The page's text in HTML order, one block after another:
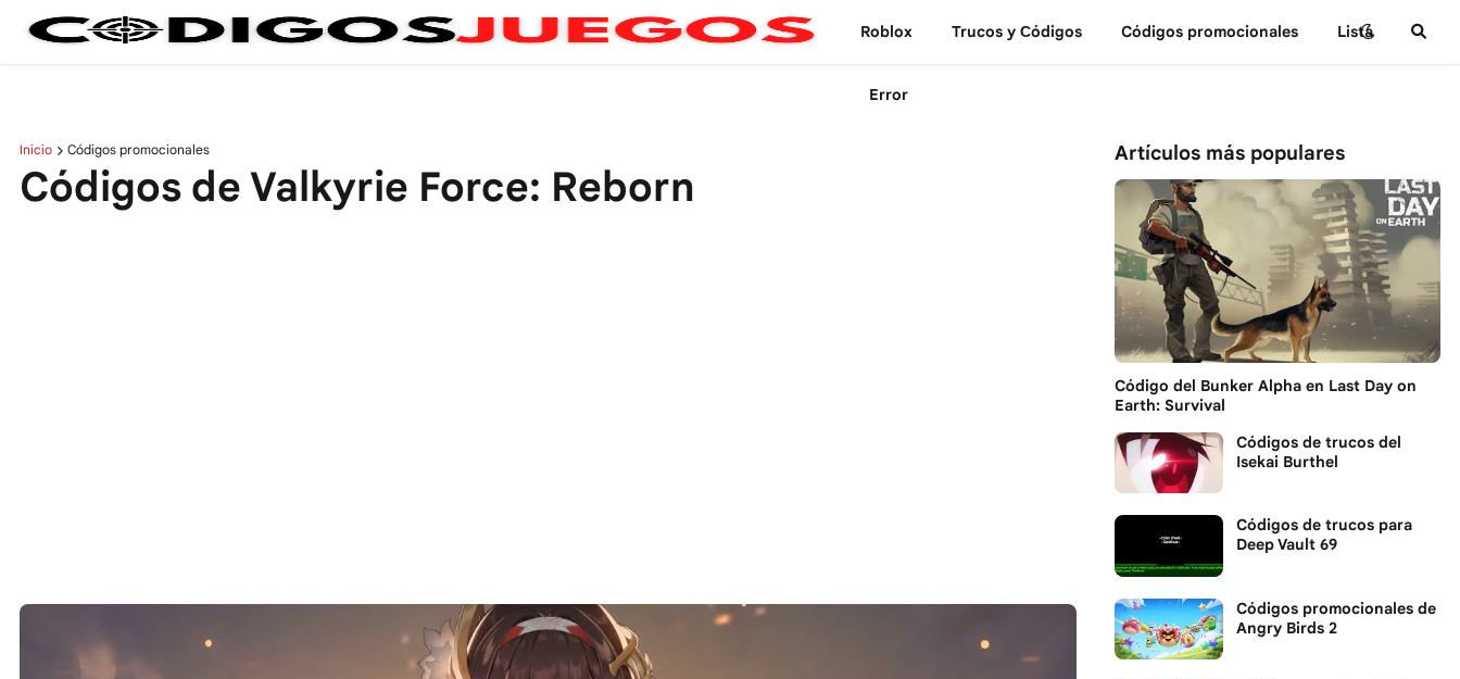
Roblox Trucos y Сódigos Códigos promocionales Lista
Error
Inicio Códigos promocionales
Códigos de Valkyrie Force: Reborn
Artículos más populares
Código del Bunker Alpha en Last Day on
Earth: Survival
Códigos de trucos del
Isekai Burthel
Códigos de trucos para
Deep Vault 69
Códigos promocionales de
Angry Birds 2